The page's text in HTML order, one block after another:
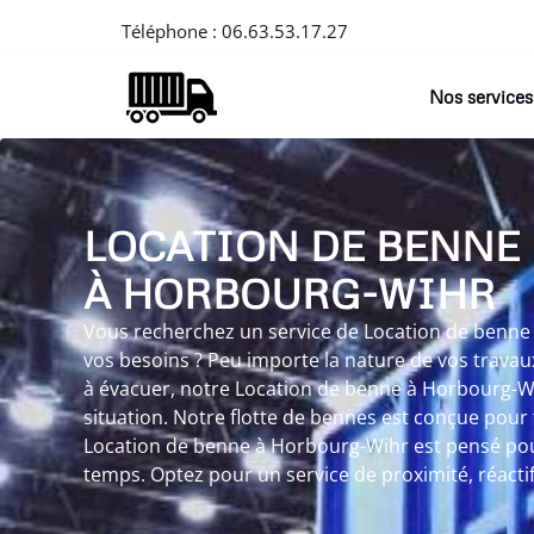
Téléphone : 06.63.53.17.27
Nos services
LOCATION DE BENNE
À HORBOURG-WIHR
Vous recherchez un service de Location de
vos besoins ? Peu importe la nature de vos
à évacuer, notre Location de benne à Horbourg-
situation. Notre flotte de bennes est conçue pour
Location de benne à Horbourg-Wihr est pensé
temps. Optez pour un service de proximité,